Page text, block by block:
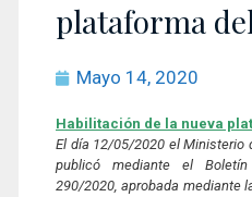
plataforma
Mayo 14, 2020
Habilitación de la nueva
El día 12/05/2020 el Ministerio
publicó mediante el
290/2020, aprobada mediante